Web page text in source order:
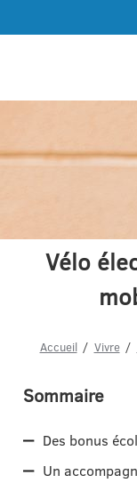
Vélo
Accueil Vivre
Sommaire
Des bonus
Un